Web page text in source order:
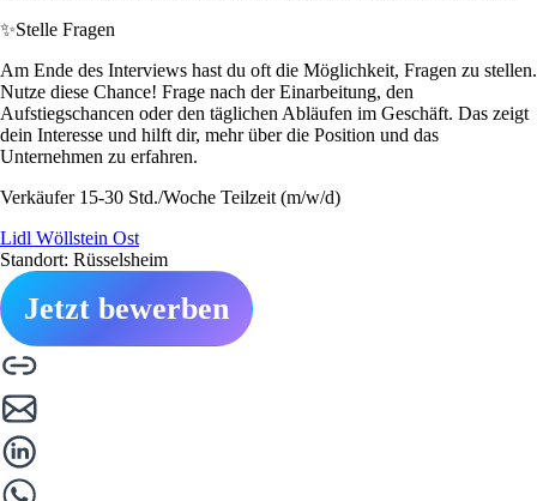
✨Stelle Fragen
Am Ende des Interviews hast du oft die Möglichkeit, Fragen zu stellen.
Nutze diese Chance! Frage nach der Einarbeitung, den
Aufstiegschancen oder den täglichen Abläufen im Geschäft. Das zeigt
dein Interesse und hilft dir, mehr über die Position und das
Unternehmen zu erfahren.
Verkäufer 15-30 Std./Woche Teilzeit (m/w/d)
Lidl Wöllstein Ost
Standort: Rüsselsheim
Jetzt bewerben